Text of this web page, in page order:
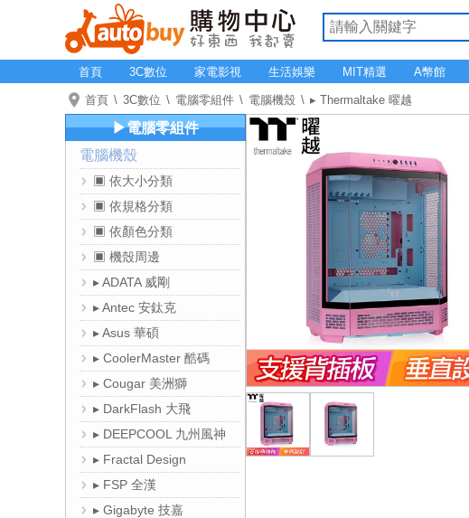
首頁 3C數位 家電影視 生活娛樂 MIT精選 A幣館
首頁 3C數位 電腦零組件 電腦機殼 ▸ Thermaltake 曜越
▶電腦零組件
電腦機殼
▣ 依大小分類
▣ 依規格分類
▣ 依顏色分類
▣ 機殼周邊
▸ ADATA 威剛
▸ Antec 安鈦克
▸ Asus 華碩
▸ CoolerMaster 酷碼
▸ Cougar 美洲獅
▸ DarkFlash 大飛
▸ DEEPCOOL 九州風神
▸ Fractal Design
▸ FSP 全漢
▸ Gigabyte 技嘉